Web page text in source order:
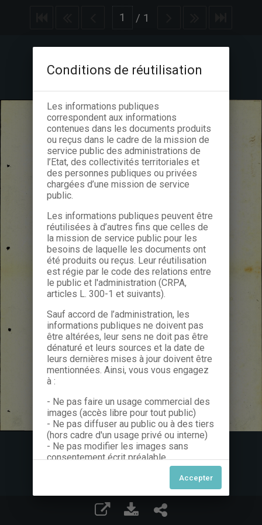
/ 1
Conditions de réutilisation
Les informations publiques
correspondent aux informations
contenues dans les documents produits
ou reçus dans le cadre de la mission de
service public des administrations de
l’Etat, des collectivités territoriales et
des personnes publiques ou privées
chargées d’une mission de service
public.
Les informations publiques peuvent être
réutilisées à d’autres fins que celles de
la mission de service public pour les
besoins de laquelle les documents ont
été produits ou reçus. Leur réutilisation
est régie par le code des relations entre
le public et l'administration (CRPA,
articles L. 300-1 et suivants).
Sauf accord de l’administration, les
informations publiques ne doivent pas
être altérées, leur sens ne doit pas être
dénaturé et leurs sources et la date de
leurs dernières mises à jour doivent être
mentionnées. Ainsi, vous vous engagez
à :
- Ne pas faire un usage commercial des
images (accès libre pour tout public)
- Ne pas diffuser au public ou à des tiers
(hors cadre d'un usage privé ou interne)
- Ne pas modifier les images sans
consentement écrit préalable
Dans le cas contraire, nous vous invitons
à nous contacter afin de solliciter le type
de Licence souhaitée parmi celles
proposées et le cas échéant, acquitter